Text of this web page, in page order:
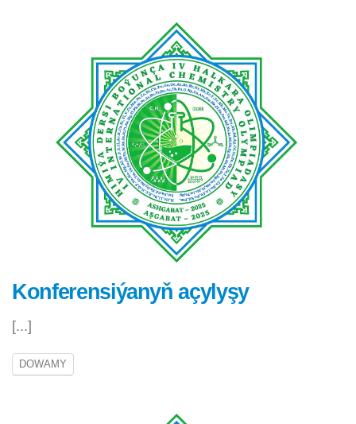
Konferensiýanyň açylyşy
[...]
DOWAMY